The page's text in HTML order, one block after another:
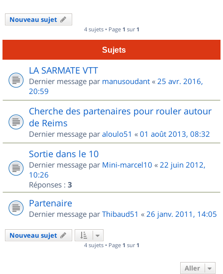
Nouveau sujet
4 sujets • Page 1 sur 1
Sujets
LA SARMATE VTT
Dernier message par manusoudant « 25 avr. 2016,
20:59
Cherche des partenaires pour rouler autour
de Reims
Dernier message par aloulo51 « 01 août 2013, 08:32
Sortie dans le 10
Dernier message par Mini-marcel10 « 22 juin 2012,
10:26
Réponses : 3
Partenaire
Dernier message par Thibaud51 « 26 janv. 2011, 14:05
Nouveau sujet
4 sujets • Page 1 sur 1
Aller